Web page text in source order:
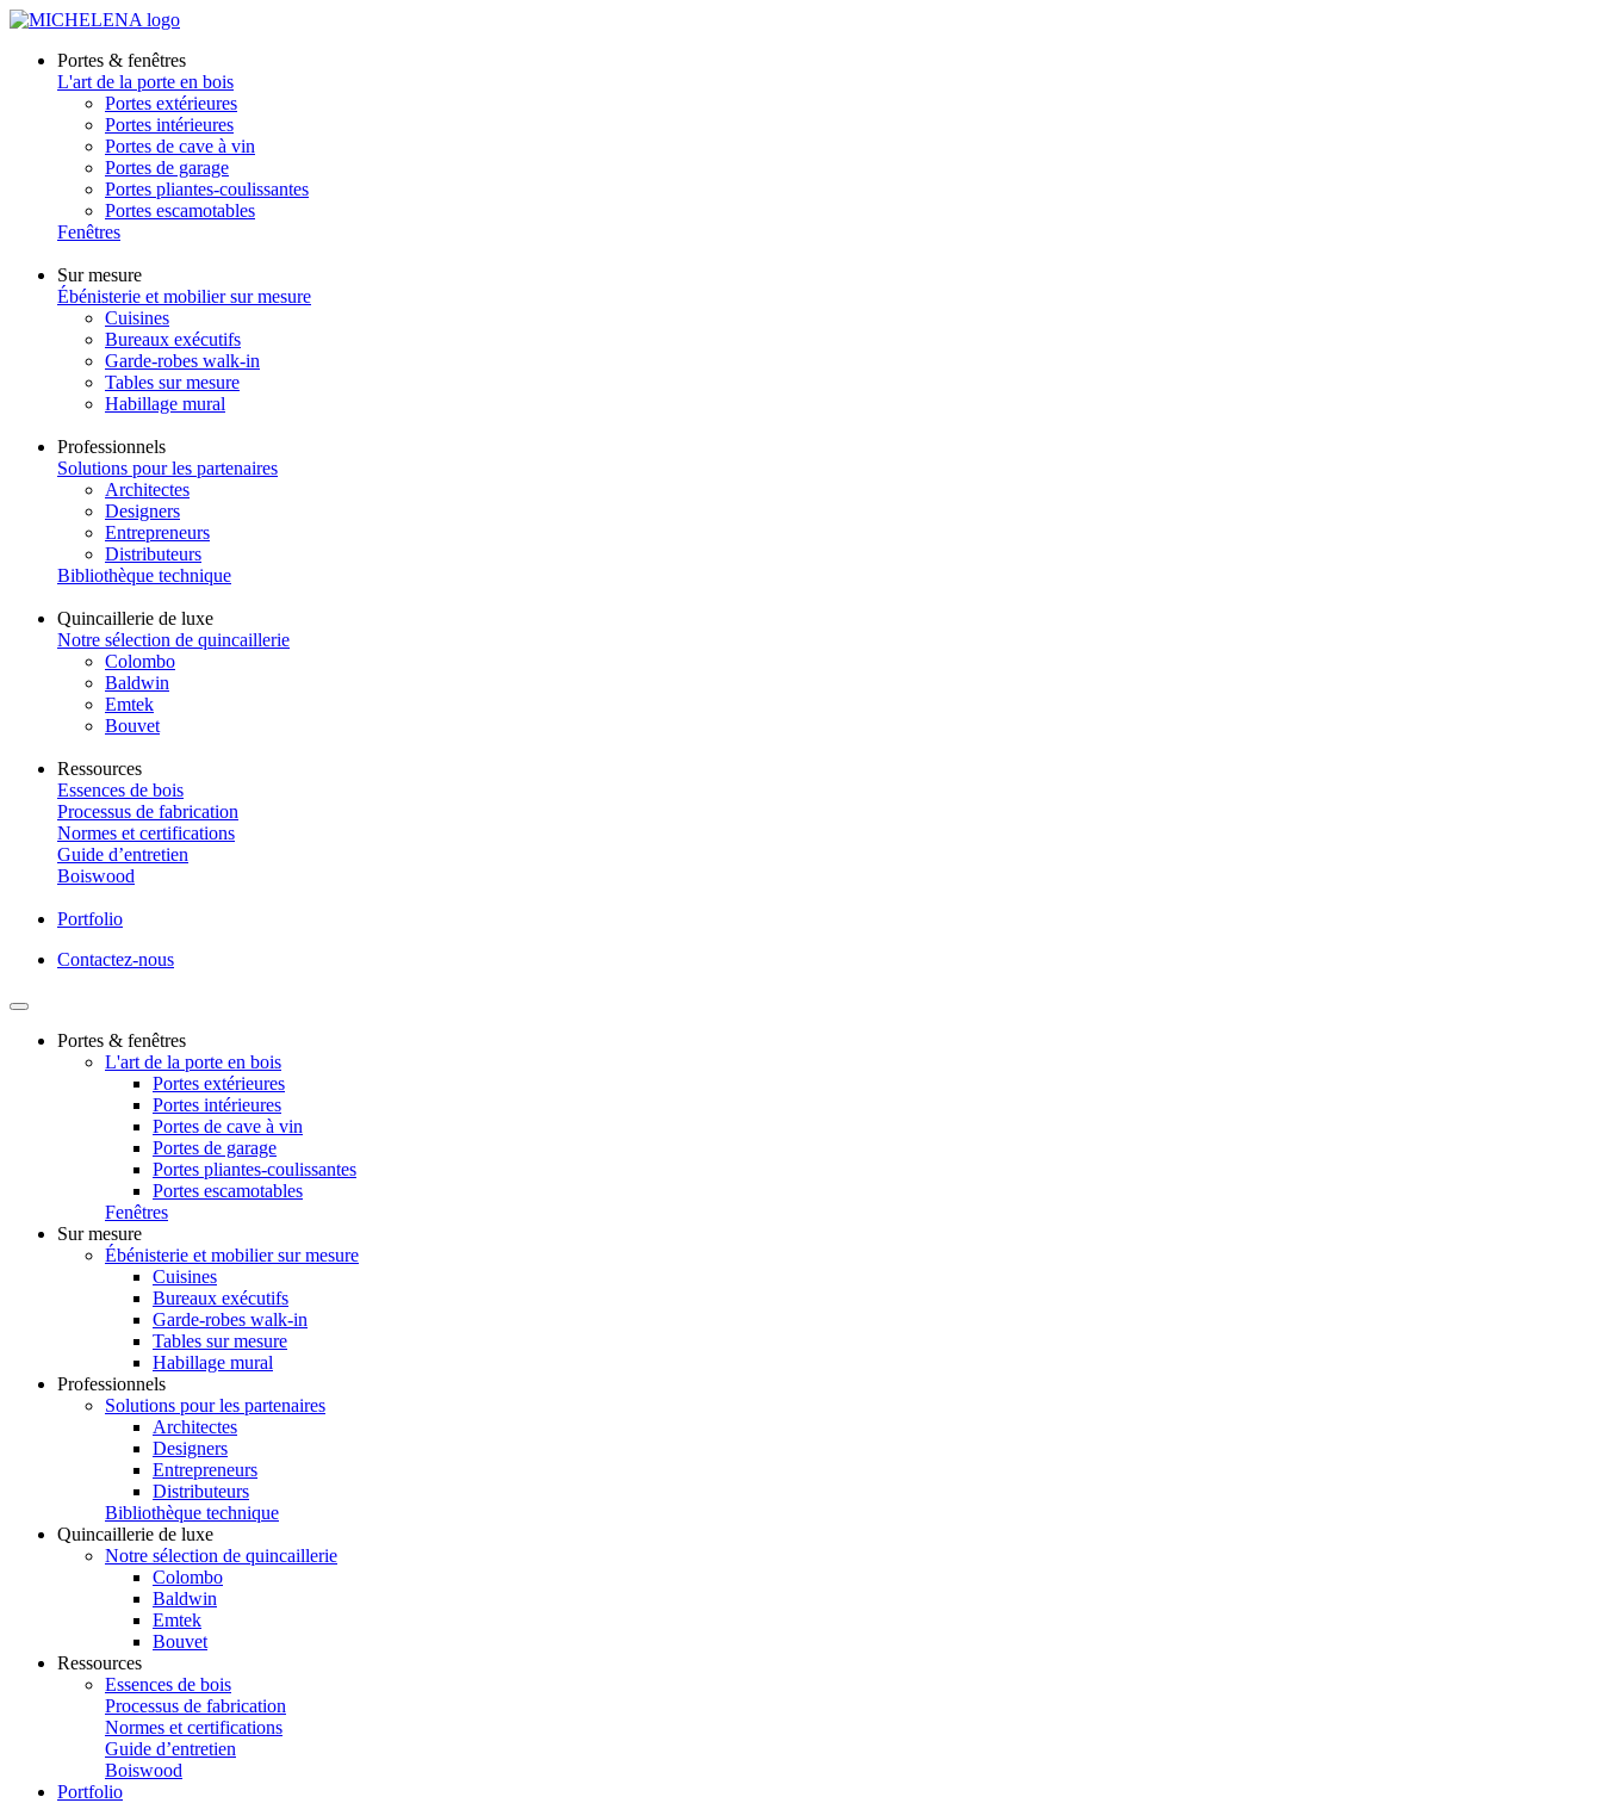
Portes & fenêtres
L'art de la porte en bois
Portes extérieures
Portes intérieures
Portes de cave à vin
Portes de garage
Portes pliantes-coulissantes
Portes escamotables
Fenêtres
Sur mesure
Ébénisterie et mobilier sur mesure
Cuisines
Bureaux exécutifs
Garde-robes walk-in
Tables sur mesure
Habillage mural
Professionnels
Solutions pour les partenaires
Architectes
Designers
Entrepreneurs
Distributeurs
Bibliothèque technique
Quincaillerie de luxe
Notre sélection de quincaillerie
Colombo
Baldwin
Emtek
Bouvet
Ressources
Essences de bois
Processus de fabrication
Normes et certifications
Guide d’entretien
Boiswood
Portfolio
Contactez-nous
Portes & fenêtres
L'art de la porte en bois
Portes extérieures
Portes intérieures
Portes de cave à vin
Portes de garage
Portes pliantes-coulissantes
Portes escamotables
Fenêtres
Sur mesure
Ébénisterie et mobilier sur mesure
Cuisines
Bureaux exécutifs
Garde-robes walk-in
Tables sur mesure
Habillage mural
Professionnels
Solutions pour les partenaires
Architectes
Designers
Entrepreneurs
Distributeurs
Bibliothèque technique
Quincaillerie de luxe
Notre sélection de quincaillerie
Colombo
Baldwin
Emtek
Bouvet
Ressources
Essences de bois
Processus de fabrication
Normes et certifications
Guide d’entretien
Boiswood
Portfolio